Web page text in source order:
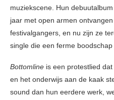
muziekscene. Hun debuutalbum
jaar met open armen
festivalgangers, en nu zijn ze
single die een ferme
Bottomline is een protestlied
en het onderwijs aan de kaak
sound dan hun eerdere werk,